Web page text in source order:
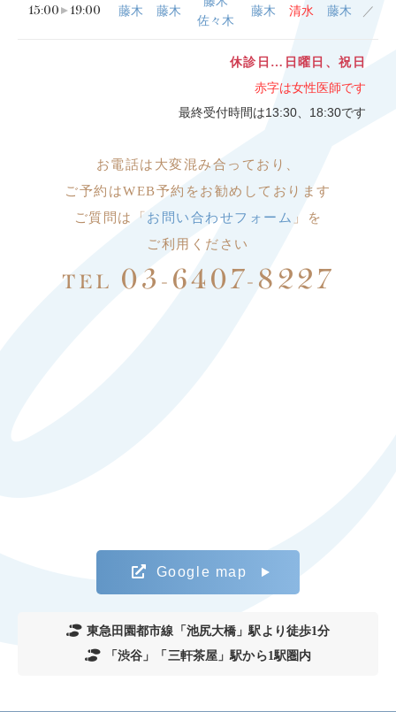
15:00 19:00 藤木 藤木
佐々木
藤木 清水 藤木 ／
休診日…日曜日、祝日
赤字は女性医師です
最終受付時間は13:30、18:30です
お電話は大変混み合っており、
ご予約はWEB予約をお勧めしております
ご質問は「 お問い合わせフォーム 」を
ご利用ください
TEL 03-6407-8227
Google map
東急田園都市線「池尻大橋」駅より徒歩1分
「渋谷」「三軒茶屋」駅から1駅圏内